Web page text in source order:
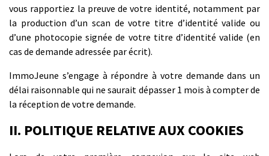
vous rapportiez la preuve de votre identité, notamment par
la production d’un scan de votre titre d’identité valide ou
d’une photocopie signée de votre titre d’identité valide (en
cas de demande adressée par écrit).
ImmoJeune s’engage à répondre à votre demande dans un
délai raisonnable qui ne saurait dépasser 1 mois à compter de
la réception de votre demande.
II. POLITIQUE RELATIVE AUX COOKIES